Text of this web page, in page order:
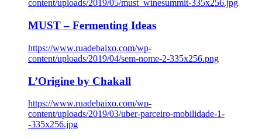
content/uploads/2019/05/must_winesummit-335x256.jpg
MUST – Fermenting Ideas
https://www.ruadebaixo.com/wp-
content/uploads/2019/04/sem-nome-2-335x256.png
L’Origine by Chakall
https://www.ruadebaixo.com/wp-
content/uploads/2019/03/uber-parceiro-mobilidade-1-
-335x256.jpg